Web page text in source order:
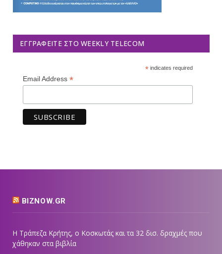
ΕΓΓΡΑΦΕΊΤΕ ΣΤΟ WEEKLY TELECOM
*indicates required
Email Address *
BIZNOW.GR
Η Τράπεζα Κρήτης, ο Κοσκωτάς και τα 32 δισ. δραχμές που
χάθηκαν στα βιβλία